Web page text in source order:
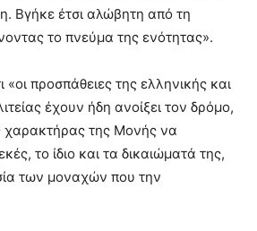
Βγήκε έτσι αλώβητη από τη
το πνεύμα της ενότητας».
«οι προσπάθειες της ελληνικής και
έχουν ήδη ανοίξει τον δρόμο,
χαρακτήρας της Μονής να
το ίδιο και τα δικαιώματά της,
των μοναχών που την